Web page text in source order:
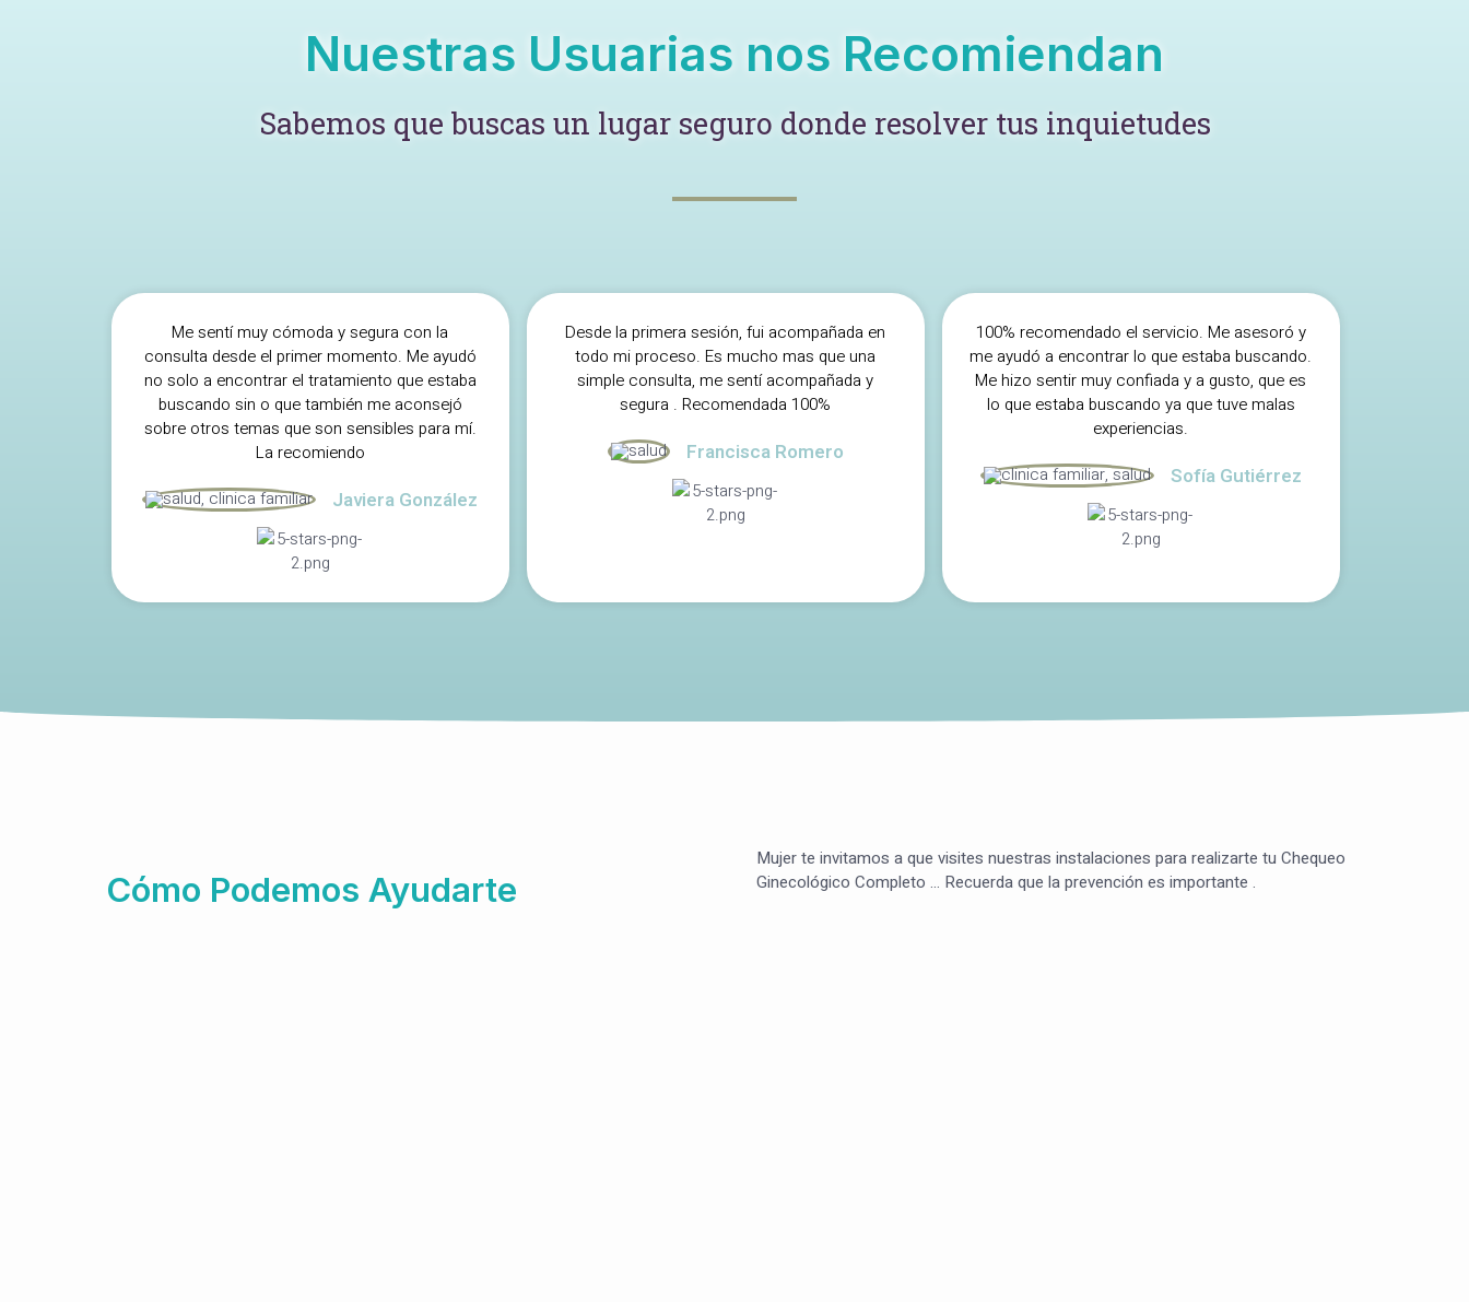
Nuestras Usuarias nos Recomiendan
Sabemos que buscas un lugar seguro donde resolver tus inquietudes
Me sentí muy cómoda y segura con la
consulta desde el primer momento. Me ayudó
no solo a encontrar el tratamiento que estaba
buscando sin o que también me aconsejó
sobre otros temas que son sensibles para mí.
La recomiendo
Javiera González
Desde la primera sesión, fui acompañada en
todo mi proceso. Es mucho mas que una
simple consulta, me sentí acompañada y
segura . Recomendada 100%
Francisca Romero
100% recomendado el servicio. Me asesoró y
me ayudó a encontrar lo que estaba buscando.
Me hizo sentir muy confiada y a gusto, que es
lo que estaba buscando ya que tuve malas
experiencias.
Sofía Gutiérrez
Cómo Podemos Ayudarte
Mujer te invitamos a que visites nuestras instalaciones para realizarte tu Chequeo
Ginecológico Completo … Recuerda que la prevención es importante .